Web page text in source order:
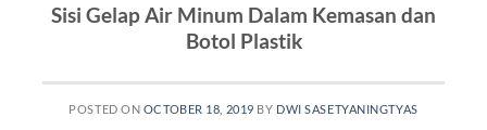
Sisi Gelap Air Minum Dalam Kemasan dan
Botol Plastik
POSTED ON OCTOBER 18, 2019 BY DWI SASETYANINGTYAS